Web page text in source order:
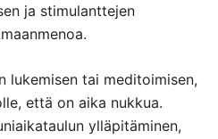
ja stimulanttejen
lukemisen tai meditoimisen,
että on aika nukkua.
ylläpitäminen,